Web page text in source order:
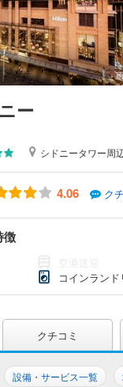
ー
シドニータワー周
4.06 ク
徴
コインランド
クチコミ
設備・サービス一覧